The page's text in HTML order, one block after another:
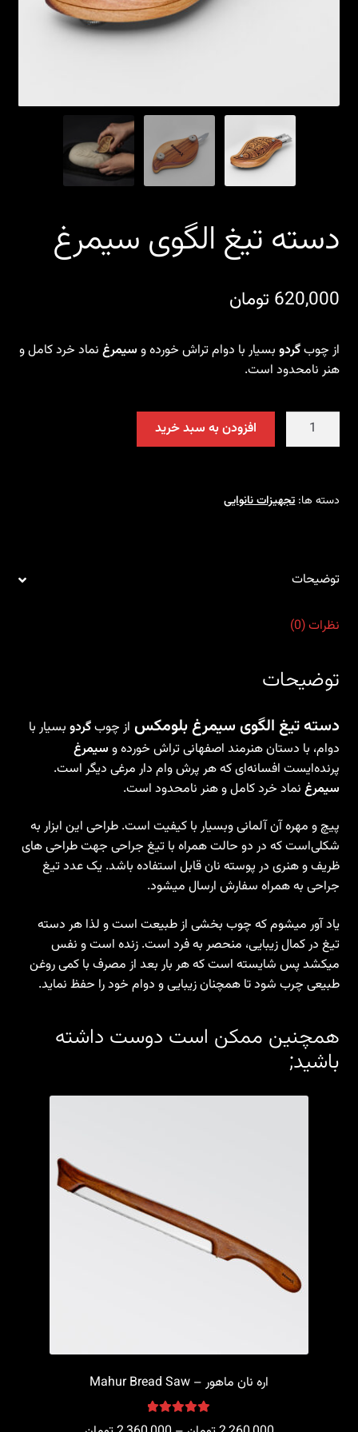
دسته تیغ الگوی سیمرغ
620,000 تومان
از چوبگردوبسیار با دوام تراش خورده و سیمرغنماد خرد کامل و
هنر نامحدود است.
دسته
عدد
افزودن به سبد خرید
دسته ها:تجهیزات نانوایی
توضیحات
نظرات (0)
توضیحات
دسته تیغ الگوی سیمرغ بلومکس از چوبگردوبسیار با
دوام، با دستان هنرمند اصفهانی تراش خورده و سیمرغ
پرنده‌ایست افسانه‌ای که هر پرش وام دار مرغی دیگر است.
سیمرغنماد خرد کامل و هنر نامحدود است.
پیچ و مهره آن آلمانی وبسیار با کیفیت است. طراحی این ابزار به
شکلی‌است که در دو حالت همراه با تیغ جراحی جهت طراحی های
ظریف و هنری در پوسته نان قابل استفاده باشد. یک عدد تیغ
جراحی به همراه سفارش ارسال میشود.
یاد آور میشوم که چوب بخشی از طبیعت است و لذا هر دسته
تیغ در کمال زیبایی، منحصر به فرد است. زنده است و نفس
میکشد پس شایسته‌ است که هر بار بعد از مصرف با کمی روغن
طبیعی چرب شود تا همچنان زیبایی و دوام خود را حفظ نماید.
همچنین ممکن است دوست داشته
باشید;
اره نان ماهور – Mahur Bread Saw
امتیاز 5.00از